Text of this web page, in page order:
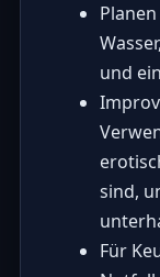
und
sind,
Für